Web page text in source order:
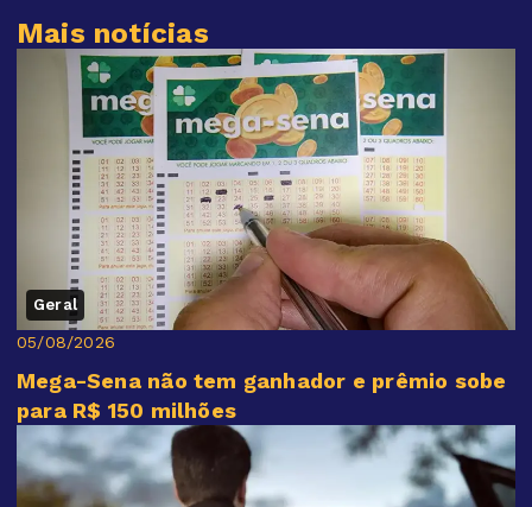
Mais notícias
Geral
05/08/2026
Mega-Sena não tem ganhador e prêmio sobe
para R$ 150 milhões